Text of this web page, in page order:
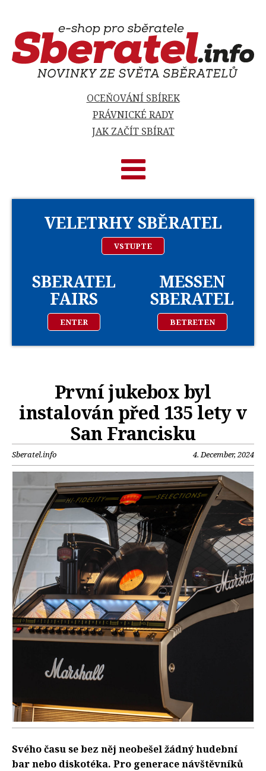
OCEŇOVÁNÍ SBÍREK
PRÁVNICKÉ RADY
JAK ZAČÍT SBÍRAT
VELETRHY SBĚRATEL
VSTUPTE
SBERATEL
FAIRS
ENTER
MESSEN
SBERATEL
BETRETEN
První jukebox byl
instalován před 135 lety v
San Francisku
Sberatel.info 4. December, 2024
Svého času se bez něj neobešel žádný hudební
bar nebo diskotéka. Pro generace návštěvníků